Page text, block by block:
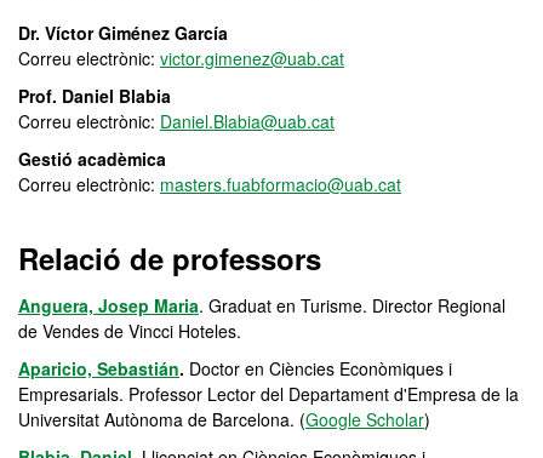
Dr. Víctor Giménez García
Correu electrònic: victor.gimenez@uab.cat
Prof. Daniel Blabia
Correu electrònic: Daniel.Blabia@uab.cat
Gestió acadèmica
Correu electrònic: masters.fuabformacio@uab.cat
Relació de professors
Anguera, Josep Maria. Graduat en Turisme. Director Regional
de Vendes de Vincci Hoteles.
Aparicio, Sebastián. Doctor en Ciències Econòmiques i
Empresarials. Professor Lector del Departament d'Empresa de la
Universitat Autònoma de Barcelona. (Google Scholar)